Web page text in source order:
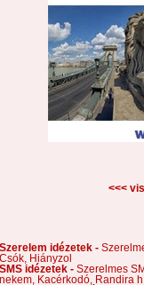
<<<
Szerelem idézetek -
Csók,
Hiányzol
SMS idézetek - Szerelmes
nekem,
Kacérkodó,
Randira